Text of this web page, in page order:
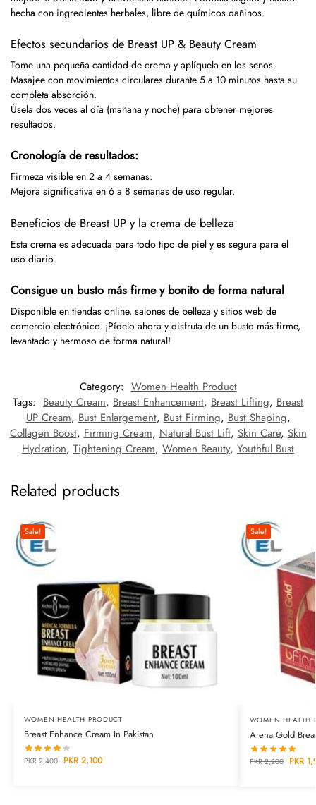
hecha con ingredientes herbales, libre de químicos dañinos.
Efectos secundarios de Breast UP & Beauty Cream
Tome una pequeña cantidad de crema y aplíquela en los senos.
Masajee con movimientos circulares durante 5 a 10 minutos hasta su
completa absorción.
Úsela dos veces al día (mañana y noche) para obtener mejores
resultados.
Cronología de resultados:
Firmeza visible en 2 a 4 semanas.
Mejora significativa en 6 a 8 semanas de uso regular.
Beneficios de Breast UP y la crema de belleza
Esta crema es adecuada para todo tipo de piel y es segura para el
uso diario.
Consigue un busto más firme y bonito de forma natural
Disponible en tiendas online, salones de belleza y sitios web de
comercio electrónico. ¡Pídelo ahora y disfruta de un busto más firme,
levantado y hermoso de forma natural!
Category: Women Health Product
Tags: Beauty Cream, Breast Enhancement, Breast Lifting, Breast
UP Cream, Bust Enlargement, Bust Firming, Bust Shaping,
Collagen Boost, Firming Cream, Natural Bust Lift, Skin Care, Skin
Hydration, Tightening Cream, Women Beauty, Youthful Bust
Related products
Sale!
WOMEN HEALTH PRODUCT
Breast Enhance Cream In Pakistan
PKR2,400 PKR2,100
Sale!
WOMEN HEALTH
Arena Gold
PKR2,200 PKR